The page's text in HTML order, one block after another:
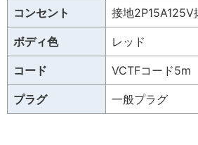
コンセント 接地2P15A125V
ボディ色 レッド
コード VCTFコード5m
プラグ 一般プラグ